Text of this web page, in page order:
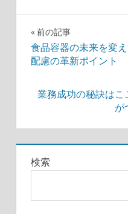
投
稿
ゲ
ー
シ
ョ
前の記事
食品容器の未来を変
配慮の革新ポイント
業務成功の秘訣は
が
検索